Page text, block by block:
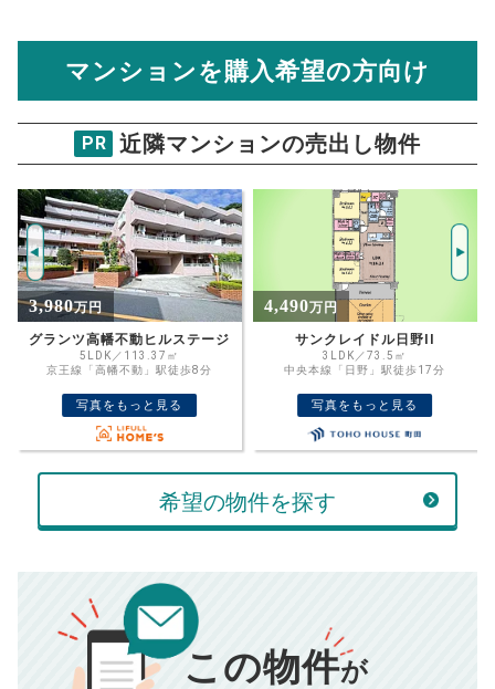
物件価格
万円
ご希望の
返済期間
住宅ローン
金利
ボーナス
返済金額
万円
万円
返済シミュレーション計算結果
毎月の支払額 834
ニューロシティブリーズコートD棟
試算条件 87㎡・7階
推定売却価格：3137
資金計画のために査定額や希望売却価
格を入力して活用するのもおすすめ◎
万円
計算する
00万円
■仲介手数料／ 00万円
■売買契約書印紙／ 0
マンションを購入希望の方向け
PR 近隣マンションの売出し物件
4,490万円
サンクレイドル日野II
3LDK／73.5㎡
中央本線「日野」駅徒歩17分
写真をもっと見る
3,549万円
マージュ高幡不動
3LDK／67.27㎡
多摩モノレール「万願寺」駅徒歩10分
写真をもっと見る
希望の物件を探す
この物件が